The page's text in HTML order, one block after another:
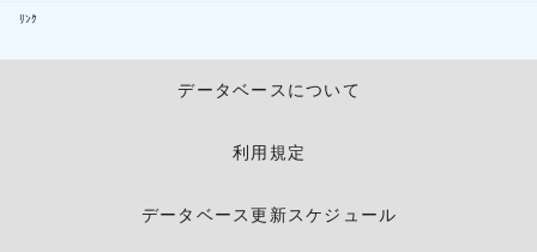
ﾘﾝｸ
データベースについて
利用規定
データベース更新スケジュール